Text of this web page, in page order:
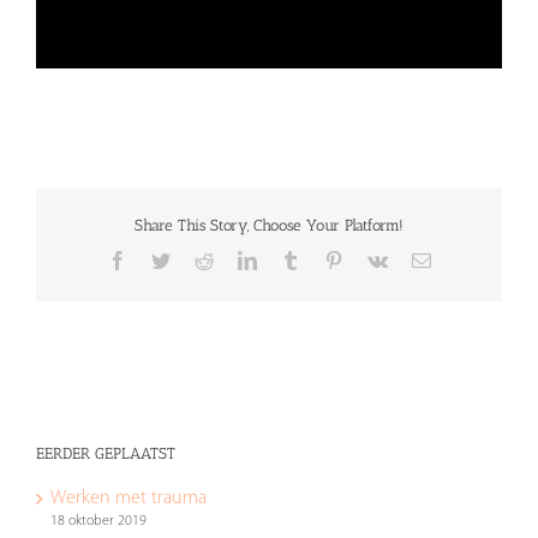
Share This Story, Choose Your Platform!
Facebook
TwitterRedditLinkedInTumblr Pinterest
Vk
E-
EERDER GEPLAATST
Werken met trauma
18 oktober 2019